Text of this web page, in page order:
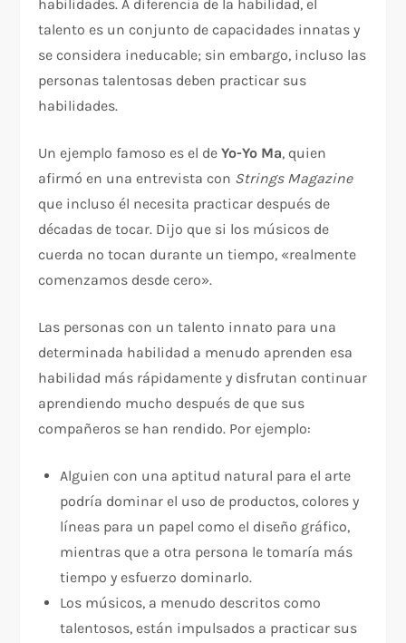
habilidades. A diferencia de la habilidad, el
talento es un conjunto de capacidades innatas y
se considera ineducable; sin embargo, incluso las
personas talentosas deben practicar sus
habilidades.
Un ejemplo famoso es el deYo-Yo Ma, quien
afirmó en una entrevista con Strings Magazine
que incluso él necesita practicar después de
décadas de tocar. Dijo que si los músicos de
cuerda no tocan durante un tiempo, «realmente
comenzamos desde cero».
Las personas con un talento innato para una
determinada habilidad a menudo aprenden esa
habilidad más rápidamente y disfrutan continuar
aprendiendo mucho después de que sus
compañeros se han rendido. Por ejemplo:
Alguien con una aptitud natural para el arte
podría dominar el uso de productos, colores y
líneas para un papel como el diseño gráfico,
mientras que a otra persona le tomaría más
tiempo y esfuerzo dominarlo.
Los músicos, a menudo descritos como
talentosos, están impulsados a practicar sus